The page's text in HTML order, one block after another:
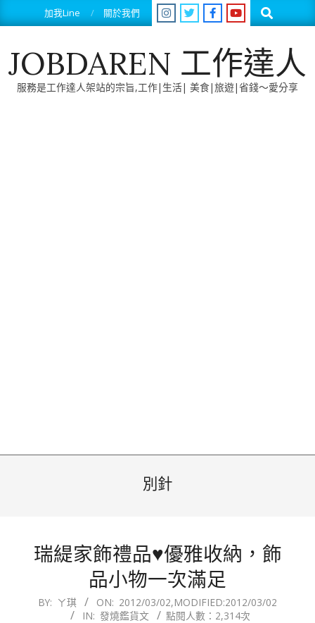
to
加我Line 關於我們 Search
JOBDAREN 工作達人
服務是工作達人架站的宗旨,工作|生活| 美食|旅遊|省錢～愛分享
別針
瑞緹家飾禮品♥優雅收納，飾
品小物一次滿足
2012-
BY: ㄚ琪 ON: 2012/03/02,MODIFIED:2012/03/02
IN: 發燒鑑貨文 點閱人數：2,314次